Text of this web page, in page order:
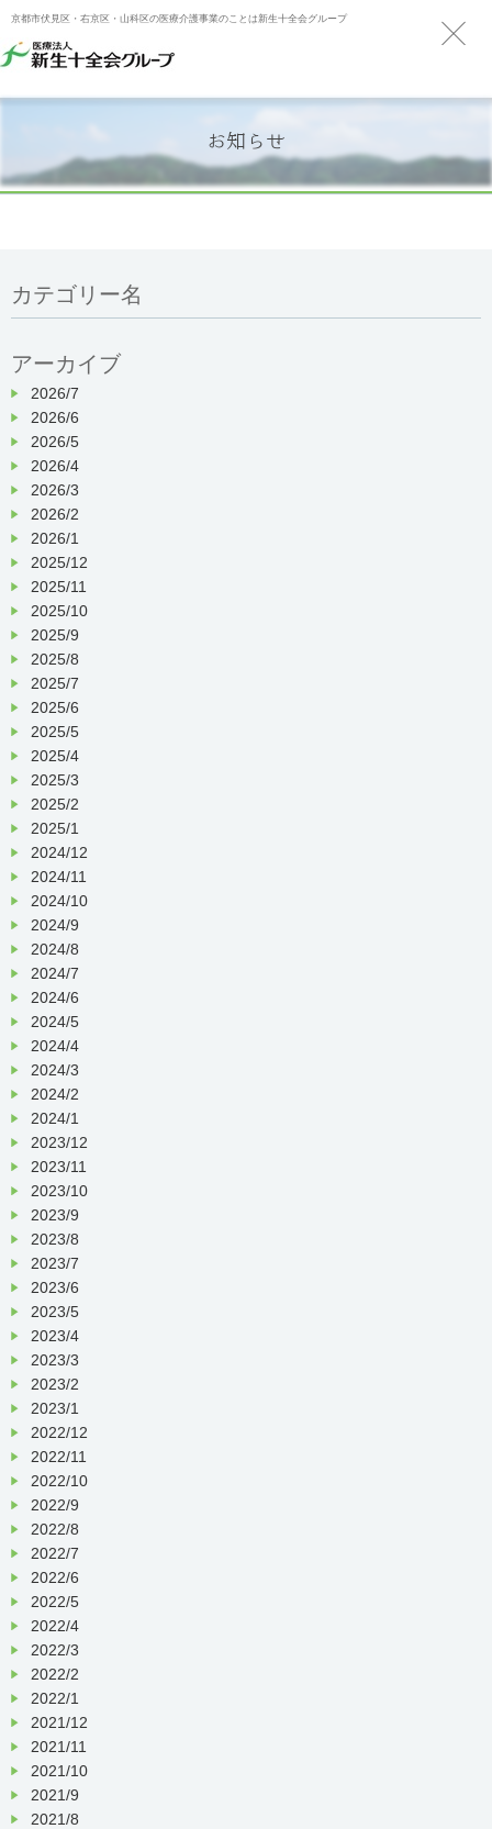
京都市伏見区・右京区・山科区の医療介護事業のことは新生十全会グループ
お知らせ
カテゴリー名
アーカイブ
2026/7
2026/6
2026/5
2026/4
2026/3
2026/2
2026/1
2025/12
2025/11
2025/10
2025/9
2025/8
2025/7
2025/6
2025/5
2025/4
2025/3
2025/2
2025/1
2024/12
2024/11
2024/10
2024/9
2024/8
2024/7
2024/6
2024/5
2024/4
2024/3
2024/2
2024/1
2023/12
2023/11
2023/10
2023/9
2023/8
2023/7
2023/6
2023/5
2023/4
2023/3
2023/2
2023/1
2022/12
2022/11
2022/10
2022/9
2022/8
2022/7
2022/6
2022/5
2022/4
2022/3
2022/2
2022/1
2021/12
2021/11
2021/10
2021/9
2021/8